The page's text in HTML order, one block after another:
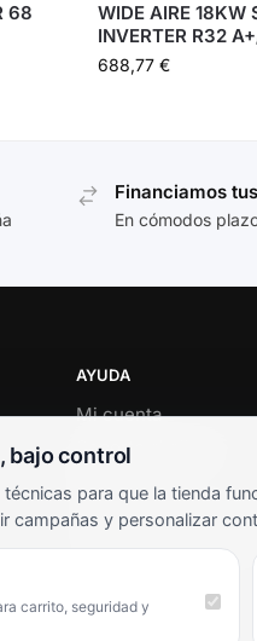
68
WIDE AIRE 18KW
INVERTER R32
688,77 €
Financiamos
En cómodos
AYUDA
Mi cuenta
Soporte al cliente
Términos y
Preguntas frecuentes
bajo control
para que la tienda
campañas y personalizar
carrito, seguridad y